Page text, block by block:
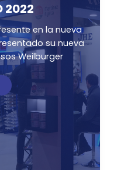
2022
en la nueva
su nueva
Weilburger